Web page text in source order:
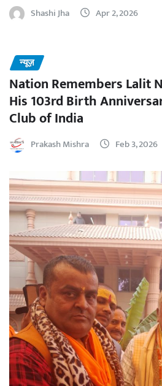
Shashi Jha Apr 2, 2026
न्यूज़
Nation Remembers Lalit
His 103rd Birth
Club of India
Prakash Mishra Feb 3, 2026